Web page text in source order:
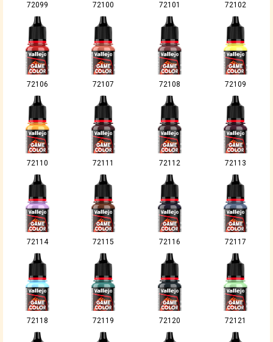
72099 72100 72101 72102
72106 72107 72108 72109
72110 72111 72112 72113
72114 72115 72116 72117
72118 72119 72120 72121